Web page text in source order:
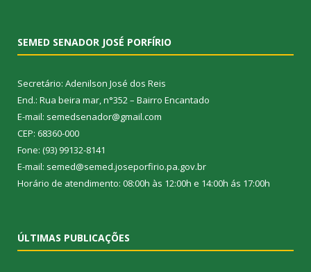
SEMED SENADOR JOSÉ PORFÍRIO
Secretário: Adenilson José dos Reis
End.: Rua beira mar, n°352 – Bairro Encantado
E-mail: semedsenador@gmail.com
CEP: 68360-000
Fone: (93) 99132-8141
E-mail: semed@semed.joseporfirio.pa.gov.br
Horário de atendimento: 08:00h às 12:00h e 14:00h ás 17:00h
ÚLTIMAS PUBLICAÇÕES